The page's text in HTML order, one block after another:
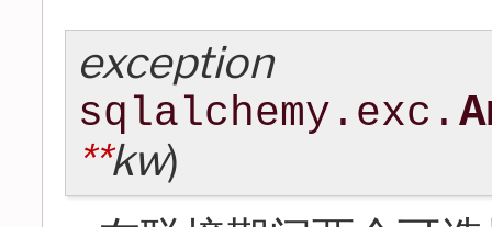
exception
sqlalchemy.exc.
**kw)